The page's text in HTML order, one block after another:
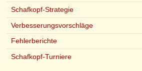
Schafkopf-Strategie
Verbesserungsvorschläge
Fehlerberichte
Schafkopf-Turniere